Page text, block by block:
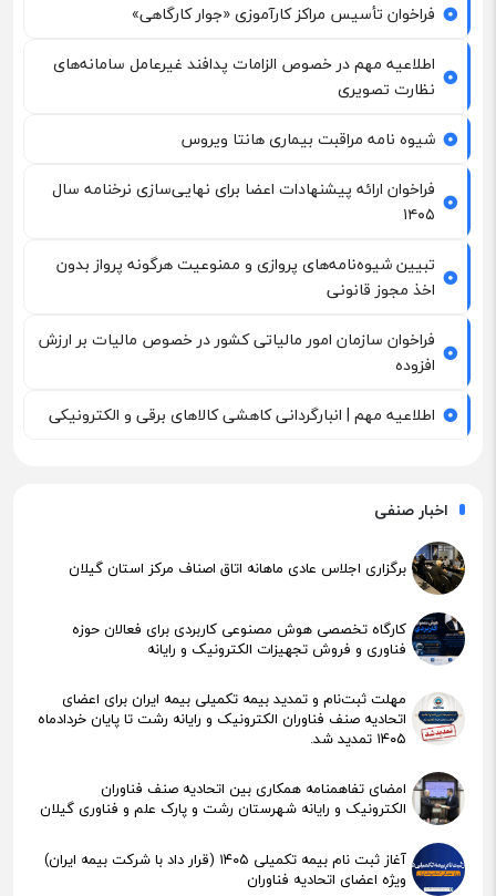
فراخوان تأسیس مراکز کارآموزی «جوار کارگاهی»
اطلاعیه مهم در خصوص الزامات پدافند غیرعامل سامانه‌های
نظارت تصویری
شیوه نامه مراقبت بیماری هانتا ویروس
فراخوان ارائه پیشنهادات اعضا برای نهایی‌سازی نرخنامه سال
۱۴۰۵
تبیین شیوه‌نامه‌های پروازی و ممنوعیت هرگونه پرواز بدون
اخذ مجوز قانونی
فراخوان سازمان امور مالیاتی کشور در خصوص مالیات بر ارزش
افزوده
اطلاعیه مهم | انبارگردانی کاهشی کالاهای برقی و الکترونیکی
اخبار صنفی
برگزاری اجلاس عادی ماهانه اتاق اصناف مرکز استان گیلان
کارگاه تخصصی هوش مصنوعی کاربردی برای فعالان حوزه
فناوری و فروش تجهیزات الکترونیک و رایانه
مهلت ثبت‌نام و تمدید بیمه تکمیلی بیمه ایران برای اعضای
اتحادیه صنف فناوران الکترونیک و رایانه رشت تا پایان خردادماه
۱۴۰۵ تمدید شد.
امضای تفاهمنامه همکاری بین اتحادیه صنف فناوران
الکترونیک و رایانه شهرستان رشت و پارک علم و فناوری گیلان
آغاز ثبت نام بیمه تکمیلی ۱۴۰۵ (قرار داد با شرکت بیمه ایران)
ویژه اعضای اتحادیه فناوران